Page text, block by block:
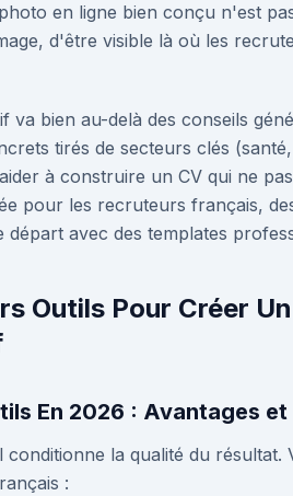
en ligne bien conçu n'est
d'être visible là où les
va bien au-delà des conseils
tirés de secteurs clés
à construire un CV qui ne
pour les recruteurs français,
départ avec des templates
Outils Pour Créer
En 2026 : Avantages
la qualité du résultat.
: